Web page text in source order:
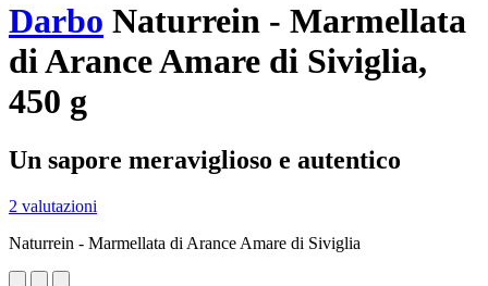
Darbo Naturrein - Marmellata
di Arance Amare di Siviglia,
450 g
Un sapore meraviglioso e autentico
2 valutazioni
Naturrein - Marmellata di Arance Amare di Siviglia